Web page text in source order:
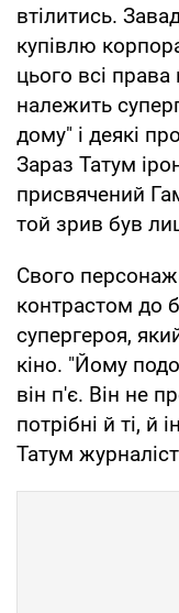
втілитись.
купівлю
цього всі
належить
дому" і деякі
Зараз Татум
присвячений
той зрив був
Свого
контрастом до
супергероя,
кіно. "Йому
він п'є. Він не
потрібні й ті, й
Татум